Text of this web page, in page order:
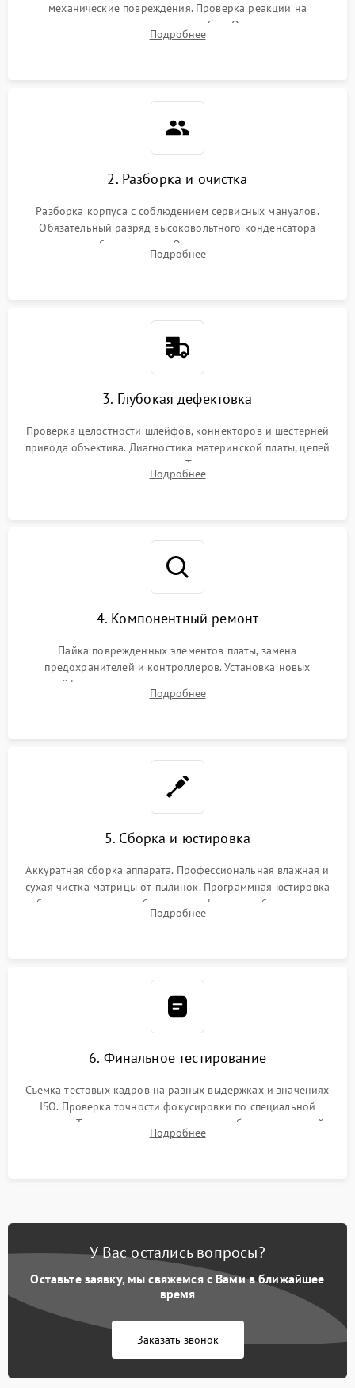
механические повреждения. Проверка реакции на
включение, считывание кодов ошибок. Оценка состояния
матрицы и затвора, проверка работы автофокуса и вспышки.
Подробнее
2. Разборка и очистка
Разборка корпуса с соблюдением сервисных мануалов.
Обязательный разряд высоковольтного конденсатора
вспышки для безопасности. Очистка внутренних узлов от
пыли, песка и следов влаги с помощью спецсредств.
Подробнее
3. Глубокая дефектовка
Проверка целостности шлейфов, коннекторов и шестерней
привода объектива. Диагностика материнской платы, цепей
питания и картоприемника. Тестирование механизма
затвора и блока внутрикамерной стабилизации.
Подробнее
4. Компонентный ремонт
Пайка поврежденных элементов платы, замена
предохранителей и контроллеров. Установка новых
шлейфов, дисплея, механизма затвора или двигателя
автофокуса. Восстановление геометрии тубуса объектива
Подробнее
5. Сборка и юстировка
Аккуратная сборка аппарата. Профессиональная влажная и
сухая чистка матрицы от пылинок. Программная юстировка
рабочего отрезка, калибровка автофокуса, стабилизатора и
экспозамера с помощью сервисного ПО.
Подробнее
6. Финальное тестирование
Съемка тестовых кадров на разных выдержках и значениях
ISO. Проверка точности фокусировки по специальной
мишени. Тест записи на карту памяти, работы встроенной
вспышки, микрофона и всех кнопок управления.
Подробнее
У Вас остались вопросы?
Оставьте заявку, мы свяжемся с Вами в ближайшее
время
Заказать звонок